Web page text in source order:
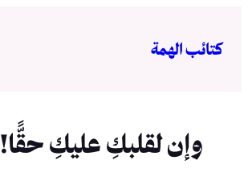
المحتوى
كتائب الهمة
وإن لقلبكِ عليكِ حقًّا!